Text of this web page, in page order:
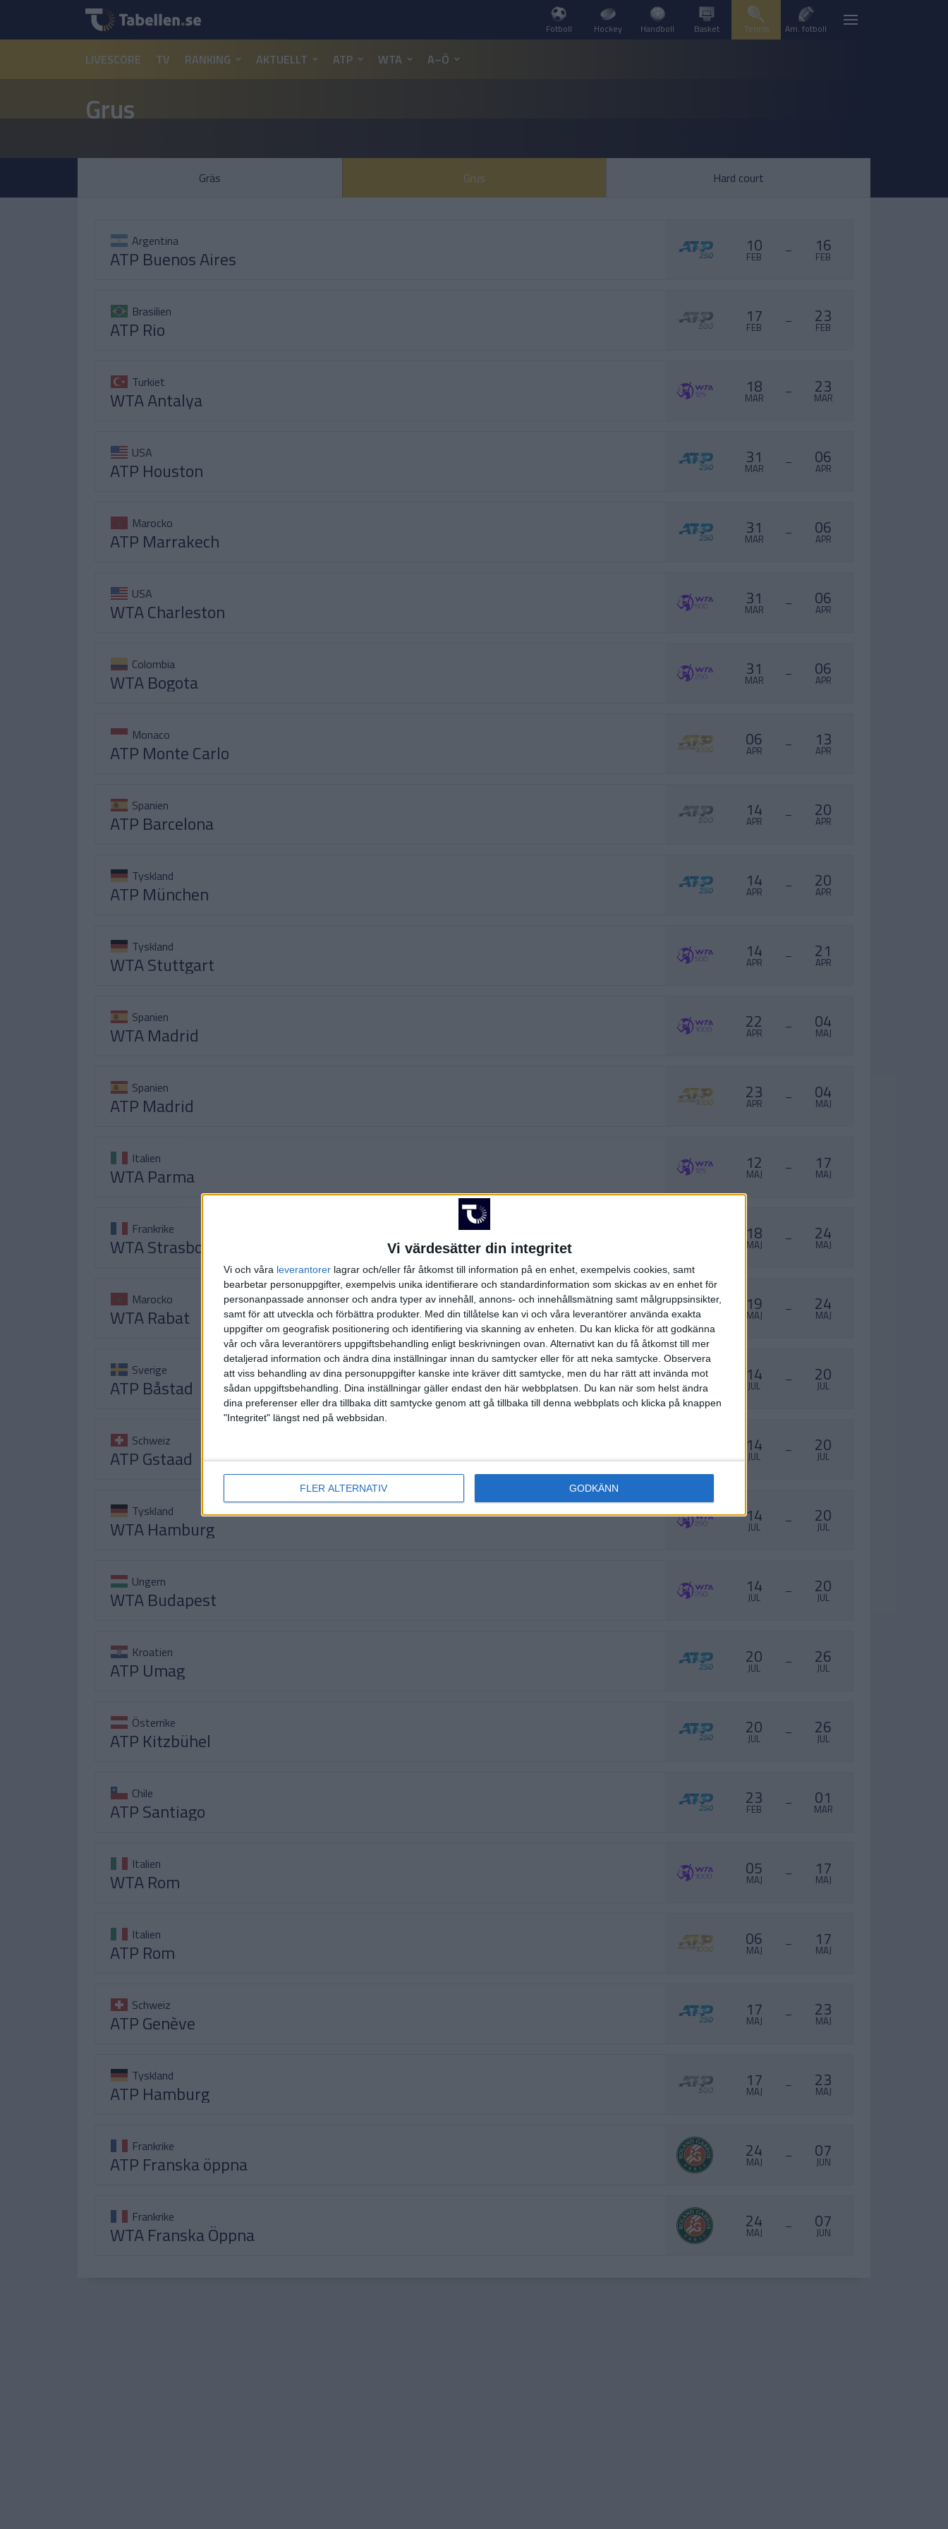
Vi värdesätter din integritet
Vi och våra leverantorer lagrar och/eller får åtkomst till information på en enhet, exempelvis cookies, samt
bearbetar personuppgifter, exempelvis unika identifierare och standardinformation som skickas av en enhet för
personanpassade annonser och andra typer av innehåll, annons- och innehållsmätning samt målgruppsinsikter,
samt för att utveckla och förbättra produkter. Med din tillåtelse kan vi och våra leverantörer använda exakta
uppgifter om geografisk positionering och identifiering via skanning av enheten. Du kan klicka för att godkänna
vår och våra leverantörers uppgiftsbehandling enligt beskrivningen ovan. Alternativt kan du få åtkomst till mer
detaljerad information och ändra dina inställningar innan du samtycker eller för att neka samtycke. Observera
att viss behandling av dina personuppgifter kanske inte kräver ditt samtycke, men du har rätt att invända mot
sådan uppgiftsbehandling. Dina inställningar gäller endast den här webbplatsen. Du kan när som helst ändra
dina preferenser eller dra tillbaka ditt samtycke genom att gå tillbaka till denna webbplats och klicka på knappen
"Integritet" längst ned på webbsidan.
FLER ALTERNATIV GODKÄNN
Fotboll Hockey Handboll Basket Tennis Am. fotboll
LIVESCORE TV RANKING AKTUELLT ATP WTA A–Ö
Grus
Gräs Grus Hard court
Argentina
ATP Buenos Aires
10
FEB – 16
FEB
Brasilien
ATP Rio
17
FEB – 23
FEB
Turkiet
WTA Antalya
18
MAR – 23
MAR
USA
ATP Houston
31
MAR – 06
APR
Marocko
ATP Marrakech
31
MAR – 06
APR
USA
WTA Charleston
31
MAR – 06
APR
Colombia
WTA Bogota
31
MAR – 06
APR
Monaco
ATP Monte Carlo
06
APR – 13
APR
Spanien
ATP Barcelona
14
APR – 20
APR
Tyskland
ATP München
14
APR – 20
APR
Tyskland
WTA Stuttgart
14
APR – 21
APR
Spanien
WTA Madrid
22
APR – 04
MAJ
Spanien
ATP Madrid
23
APR – 04
MAJ
Italien
WTA Parma
12
MAJ – 17
MAJ
Frankrike
WTA Strasbourg
18
MAJ – 24
MAJ
Marocko
WTA Rabat
19
MAJ – 24
MAJ
Sverige
ATP Båstad
14
JUL – 20
JUL
Schweiz
ATP Gstaad
14
JUL – 20
JUL
Tyskland
WTA Hamburg
14
JUL – 20
JUL
Ungern
WTA Budapest
14
JUL – 20
JUL
Kroatien
ATP Umag
20
JUL – 26
JUL
Österrike
ATP Kitzbühel
20
JUL – 26
JUL
Chile
ATP Santiago
23
FEB – 01
MAR
Italien
WTA Rom
05
MAJ – 17
MAJ
Italien
ATP Rom
06
MAJ – 17
MAJ
Schweiz
ATP Genève
17
MAJ – 23
MAJ
Tyskland
ATP Hamburg
17
MAJ – 23
MAJ
Frankrike
ATP Franska öppna
24
MAJ – 07
JUN
Frankrike
WTA Franska Öppna
24
MAJ – 07
JUN